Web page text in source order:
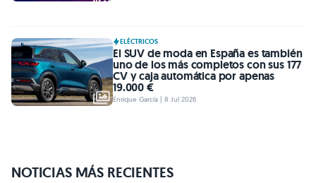
ELÉCTRICOS
El SUV de moda en España es también
uno de los más completos con sus 177
CV y caja automática por apenas
19.000 €
Enrique García | 8 Jul 2026
NOTICIAS MÁS RECIENTES